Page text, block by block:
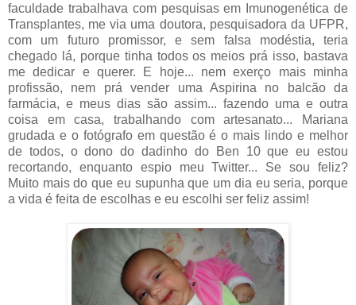
faculdade trabalhava com pesquisas em Imunogenética de
Transplantes, me via uma doutora, pesquisadora da UFPR,
com um futuro promissor, e sem falsa modéstia, teria
chegado lá, porque tinha todos os meios prá isso, bastava
me dedicar e querer. E hoje... nem exerço mais minha
profissão, nem prá vender uma Aspirina no balcão da
farmácia, e meus dias são assim... fazendo uma e outra
coisa em casa, trabalhando com artesanato... Mariana
grudada e o fotógrafo em questão é o mais lindo e melhor
de todos, o dono do dadinho do Ben 10 que eu estou
recortando, enquanto espio meu Twitter... Se sou feliz?
Muito mais do que eu supunha que um dia eu seria, porque
a vida é feita de escolhas e eu escolhi ser feliz assim!